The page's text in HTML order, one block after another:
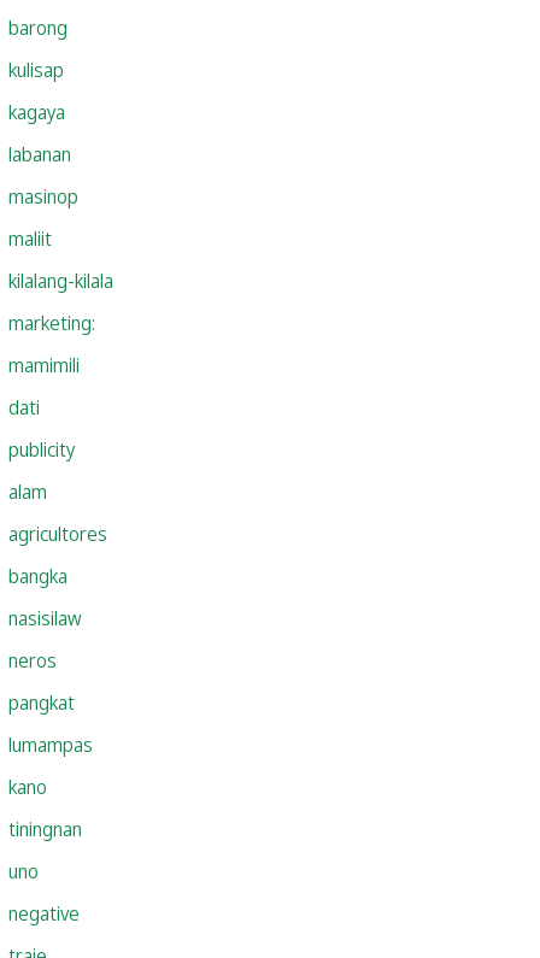
barong
kulisap
kagaya
labanan
masinop
maliit
kilalang-kilala
marketing:
mamimili
dati
publicity
alam
agricultores
bangka
nasisilaw
neros
pangkat
lumampas
kano
tiningnan
uno
negative